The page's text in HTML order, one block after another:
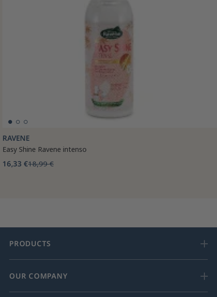
RAVENE
Easy Shine Ravene intenso
16,33 €18,99 €
PRODUCTS
OUR COMPANY